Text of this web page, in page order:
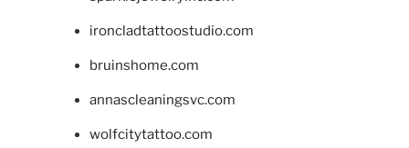
ironcladtattoostudio.com
bruinshome.com
annascleaningsvc.com
wolfcitytattoo.com